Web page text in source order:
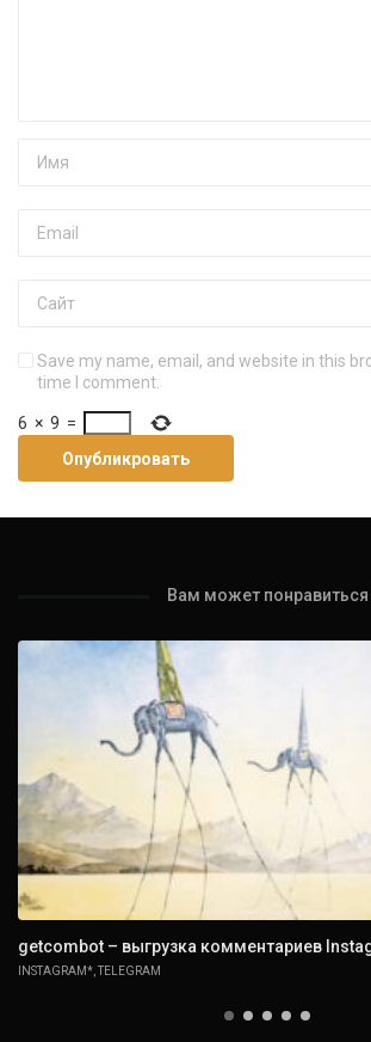
Save my name, email, and website in this
time I comment.
6 × 9 =
Вам может понравиться
getcombot – выгрузка комментариев
INSTAGRAM* ,TELEGRAM